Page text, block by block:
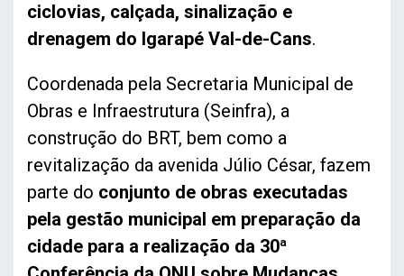
ciclovias, calçada, sinalização e
drenagem do Igarapé Val-de-Cans.
Coordenada pela Secretaria Municipal de
Obras e Infraestrutura (Seinfra), a
construção do BRT, bem como a
revitalização da avenida Júlio César, fazem
parte do conjunto de obras executadas
pela gestão municipal em preparação da
cidade para a realização da 30ª